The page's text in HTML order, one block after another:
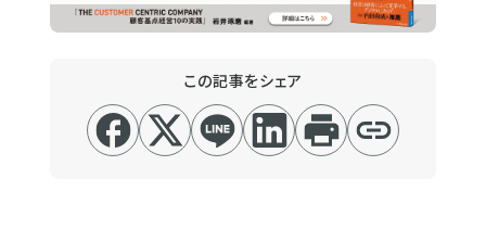
この記事をシェア